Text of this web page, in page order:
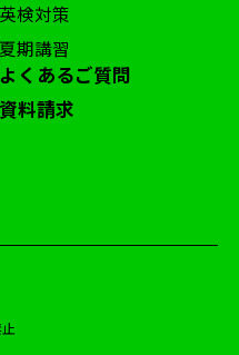
英検対策
夏期講習
よくあるご質問
資料請求